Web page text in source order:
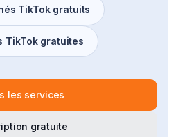
TikTok gratuits
TikTok gratuites
les services
gratuite